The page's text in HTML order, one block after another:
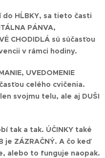
do HĹBKY, sa tieto časti
PÁNVA,
CHODIDLÁ sú súčasťou
v rámci hodiny.
UVEDOMENIE
celého cvičenia.
svojmu telu, ale aj DUŠI
tak a tak. ÚČINKY také
je ZÁZRAČNÝ. A čo keď
alebo to funguje naopak.